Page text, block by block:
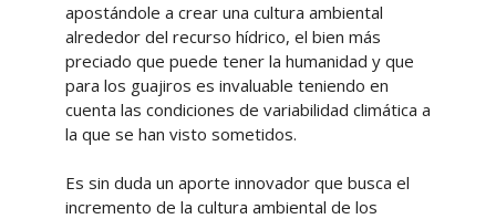
apostándole a crear una cultura ambiental
alrededor del recurso hídrico, el bien más
preciado que puede tener la humanidad y que
para los guajiros es invaluable teniendo en
cuenta las condiciones de variabilidad climática a
la que se han visto sometidos.
Es sin duda un aporte innovador que busca el
incremento de la cultura ambiental de los